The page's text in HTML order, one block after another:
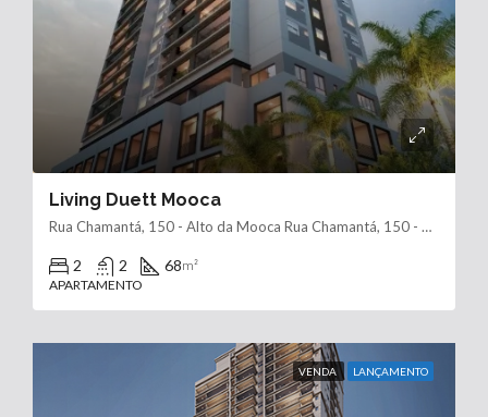
Living Duett Mooca
Rua Chamantá, 150 - Alto da Mooca Rua Chamantá, 150 - Alto da Mooca, São Paulo - SP, 03127-000
2 2 68m²
APARTAMENTO
VENDA LANÇAMENTO